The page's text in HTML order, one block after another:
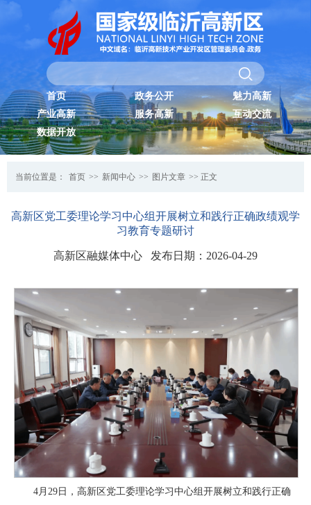
首页 政务公开
魅力高新
产业高新
服务高新
互动交流
数据开放
当前位置是： 首页 >> 新闻中心 >> 图片文章 >> 正文
高新区党工委理论学习中心组开展树立和践行正确政绩观学
习教育专题研讨
高新区融媒体中心 发布日期：2026-04-29
4月29日，高新区党工委理论学习中心组开展树立和践行正确